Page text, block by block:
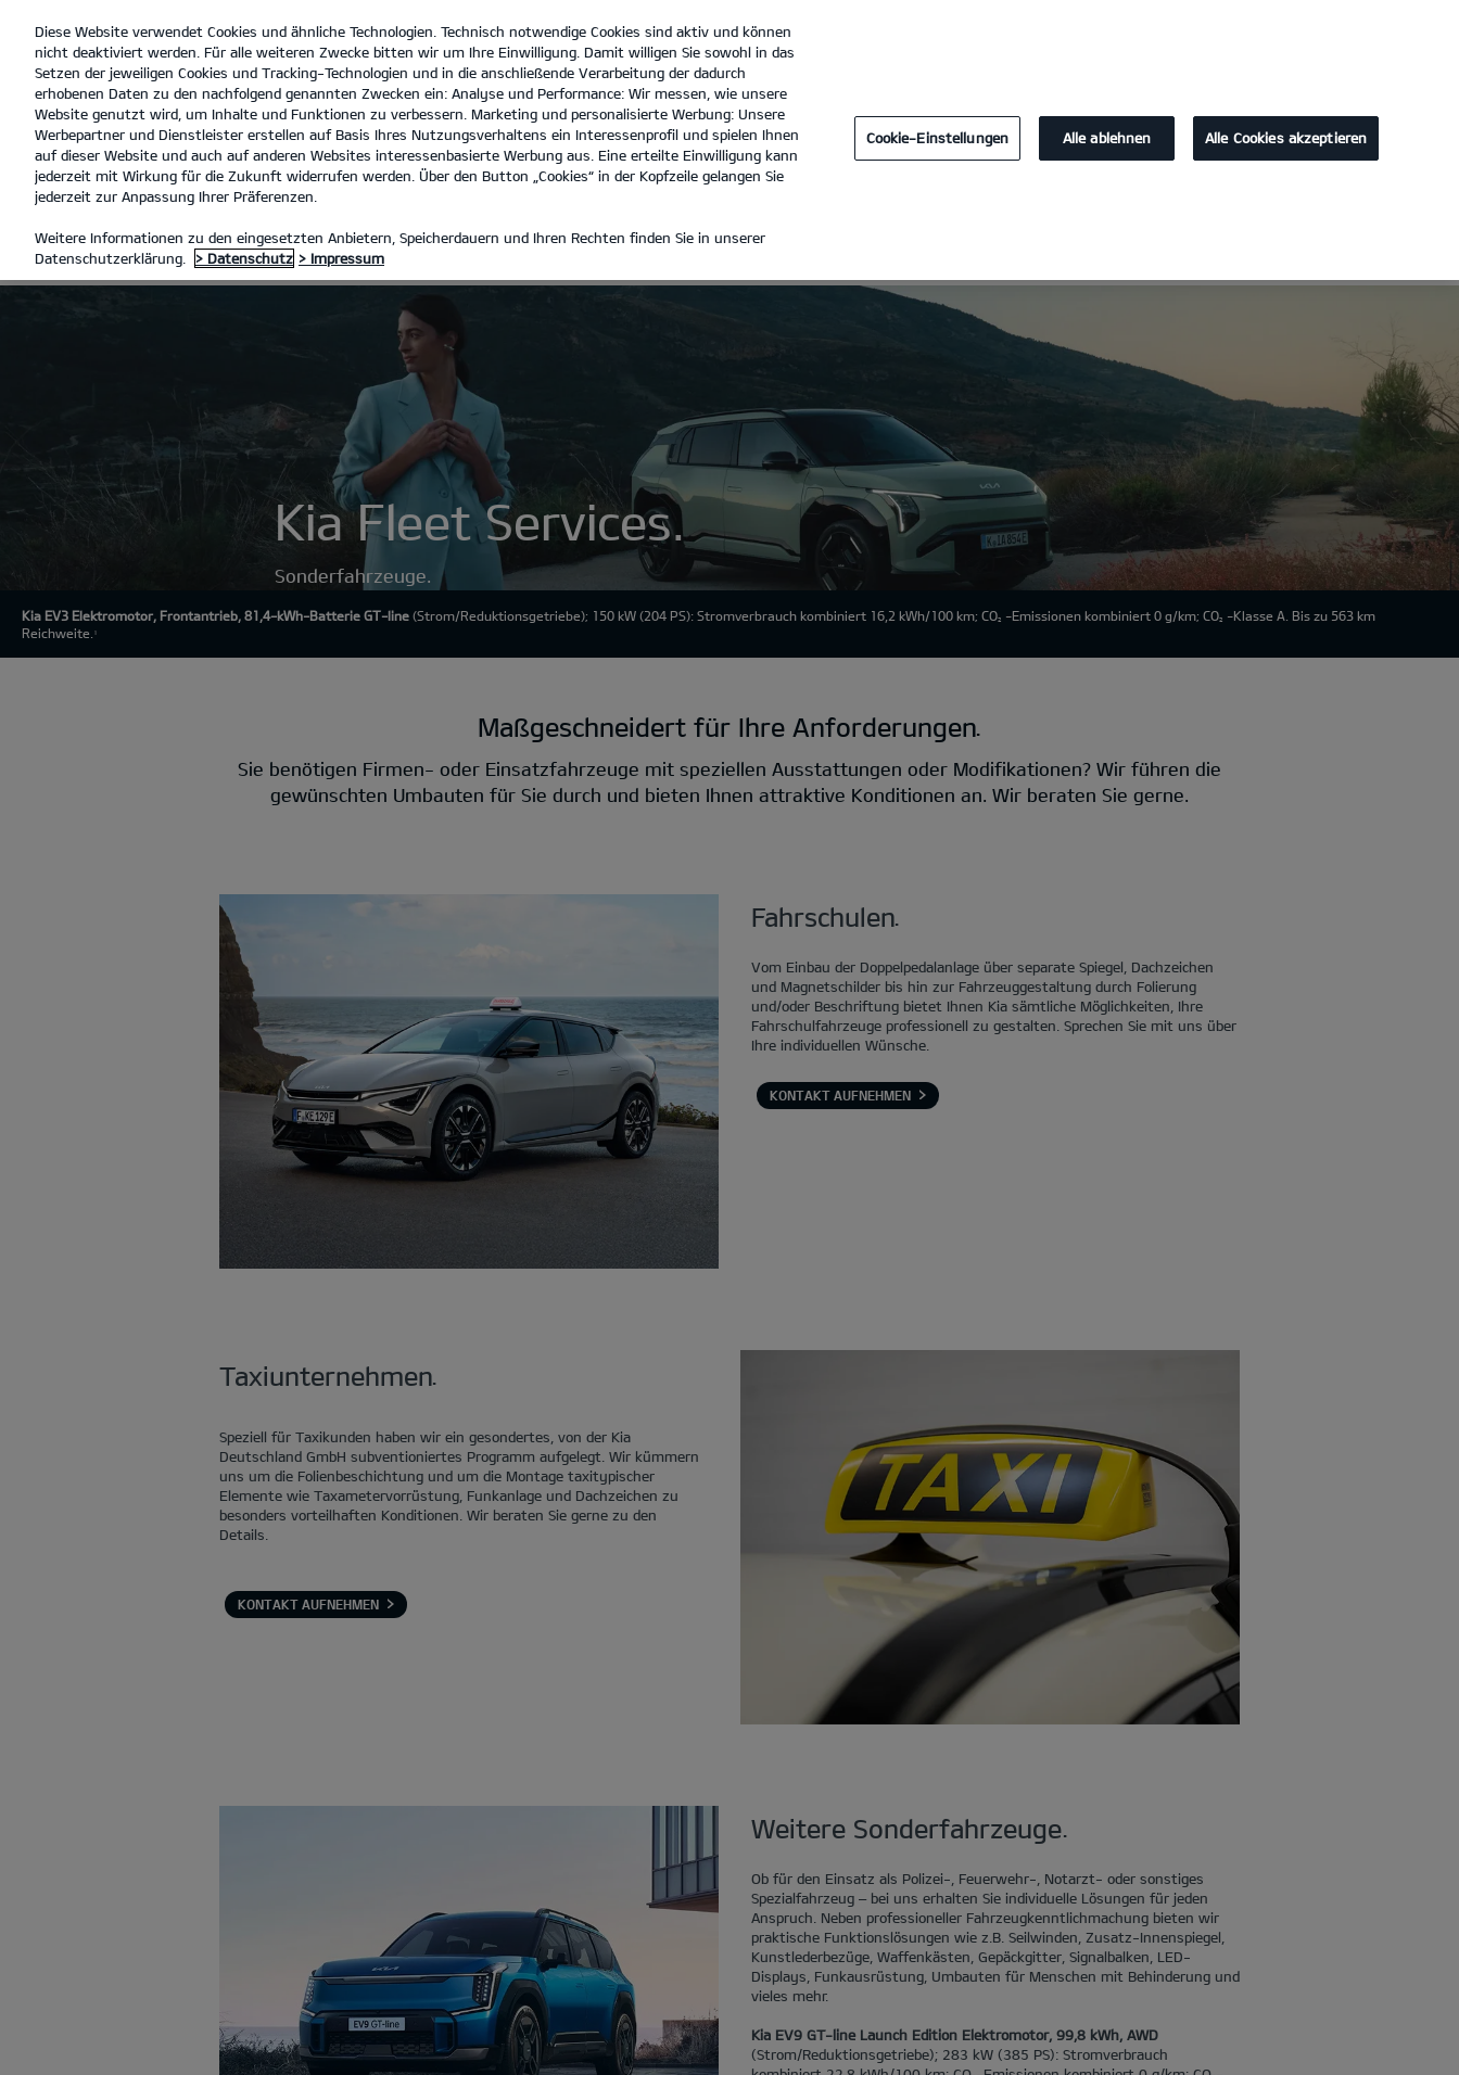
open
menu
Autocenter Dresen GmbH Tel. :
SONDERFAHRZEUGE
SONDERFAHRZEUGE
Kia Fleet Services.
Sonderfahrzeuge.
Kia EV3 Elektromotor, Frontantrieb, 81,4-kWh-Batterie GT-line (Strom/Reduktionsgetriebe); 150 kW (204 PS): Stromverbrauch kombiniert 16,2 kWh/100 km; CO2 -Emissionen kombiniert 0 g/km; CO2
-Klasse A. Bis zu 563 km
Reichweite.
1
Maßgeschneidert für Ihre Anforderungen.
Sie benötigen Firmen- oder Einsatzfahrzeuge mit speziellen Ausstattungen oder Modifikationen? Wir führen die
gewünschten Umbauten für Sie durch und bieten Ihnen attraktive Konditionen an. Wir beraten Sie gerne.
Fahrschulen.
Vom Einbau der Doppelpedalanlage über separate Spiegel, Dachzeichen
und Magnetschilder bis hin zur Fahrzeuggestaltung durch Folierung
und/oder Beschriftung bietet Ihnen Kia sämtliche Möglichkeiten, Ihre
Fahrschulfahrzeuge professionell zu gestalten. Sprechen Sie mit uns über
Ihre individuellen Wünsche.
KONTAKT AUFNEHMEN
Taxiunternehmen.
Speziell für Taxikunden haben wir ein gesondertes, von der Kia
Deutschland GmbH subventioniertes Programm aufgelegt. Wir kümmern
uns um die Folienbeschichtung und um die Montage taxitypischer
Elemente wie Taxametervorrüstung, Funkanlage und Dachzeichen zu
besonders vorteilhaften Konditionen. Wir beraten Sie gerne zu den
Details.
KONTAKT AUFNEHMEN
Weitere Sonderfahrzeuge.
Ob für den Einsatz als Polizei-, Feuerwehr-, Notarzt- oder sonstiges
Spezialfahrzeug – bei uns erhalten Sie individuelle Lösungen für jeden
Anspruch. Neben professioneller Fahrzeugkenntlichmachung bieten wir
praktische Funktionslösungen wie z.B. Seilwinden, Zusatz-Innenspiegel,
Kunstlederbezüge, Waffenkästen, Gepäckgitter, Signalbalken, LED-
Displays, Funkausrüstung, Umbauten für Menschen mit Behinderung und
vieles mehr.
Kia EV9 GT-line Launch Edition Elektromotor, 99,8 kWh, AWD
(Strom/Reduktionsgetriebe); 283 kW (385 PS): Stromverbrauch
Diese Website verwendet Cookies und ähnliche Technologien. Technisch notwendige Cookies sind aktiv und können
nicht deaktiviert werden. Für alle weiteren Zwecke bitten wir um Ihre Einwilligung. Damit willigen Sie sowohl in das
Setzen der jeweiligen Cookies und Tracking-Technologien und in die anschließende Verarbeitung der dadurch
erhobenen Daten zu den nachfolgend genannten Zwecken ein: Analyse und Performance: Wir messen, wie unsere
Website genutzt wird, um Inhalte und Funktionen zu verbessern. Marketing und personalisierte Werbung: Unsere
Werbepartner und Dienstleister erstellen auf Basis Ihres Nutzungsverhaltens ein Interessenprofil und spielen Ihnen
auf dieser Website und auch auf anderen Websites interessenbasierte Werbung aus. Eine erteilte Einwilligung kann
jederzeit mit Wirkung für die Zukunft widerrufen werden. Über den Button „Cookies“ in der Kopfzeile gelangen Sie
jederzeit zur Anpassung Ihrer Präferenzen.
Weitere Informationen zu den eingesetzten Anbietern, Speicherdauern und Ihren Rechten finden Sie in unserer
Datenschutzerklärung.
> Datenschutz > Impressum
Cookie-Einstellungen Alle ablehnen Alle Cookies akzeptieren